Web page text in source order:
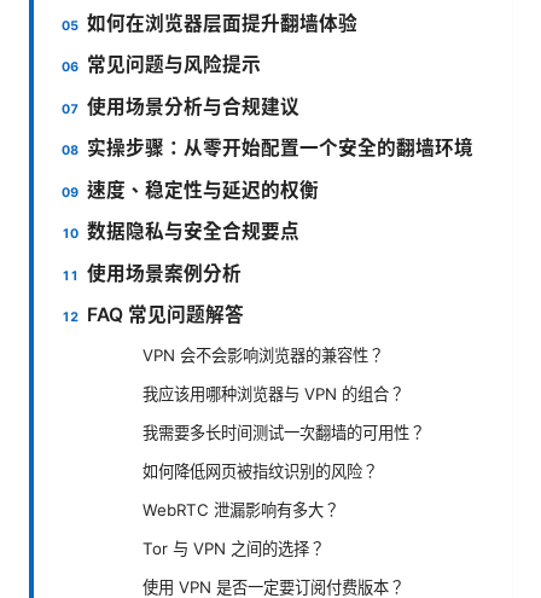
如何在浏览器层面提升翻墙体验
常见问题与风险提示
使用场景分析与合规建议
实操步骤：从零开始配置一个安全的翻墙环境
速度、稳定性与延迟的权衡
数据隐私与安全合规要点
使用场景案例分析
FAQ 常见问题解答
VPN 会不会影响浏览器的兼容性？
我应该用哪种浏览器与 VPN 的组合？
我需要多长时间测试一次翻墙的可用性？
如何降低网页被指纹识别的风险？
WebRTC 泄漏影响有多大？
Tor 与 VPN 之间的选择？
使用 VPN 是否一定要订阅付费版本？